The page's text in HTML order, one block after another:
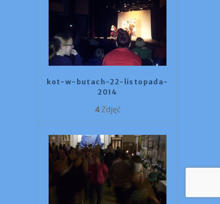
kot-w-butach-22-listopada-
2014
4Zdjęć